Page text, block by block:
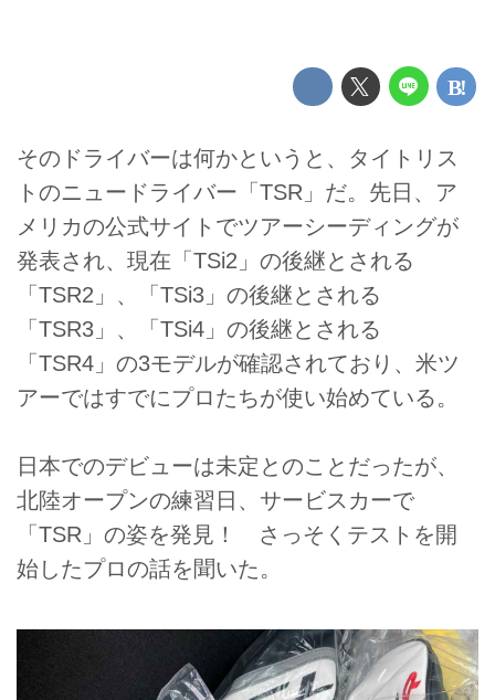
そのドライバーは何かというと、タイトリス
トのニュードライバー「TSR」だ。先日、ア
メリカの公式サイトでツアーシーディングが
発表され、現在「TSi2」の後継とされる
「TSR2」、「TSi3」の後継とされる
「TSR3」、「TSi4」の後継とされる
「TSR4」の3モデルが確認されており、米ツ
アーではすでにプロたちが使い始めている。
日本でのデビューは未定とのことだったが、
北陸オープンの練習日、サービスカーで
「TSR」の姿を発見！ さっそくテストを開
始したプロの話を聞いた。